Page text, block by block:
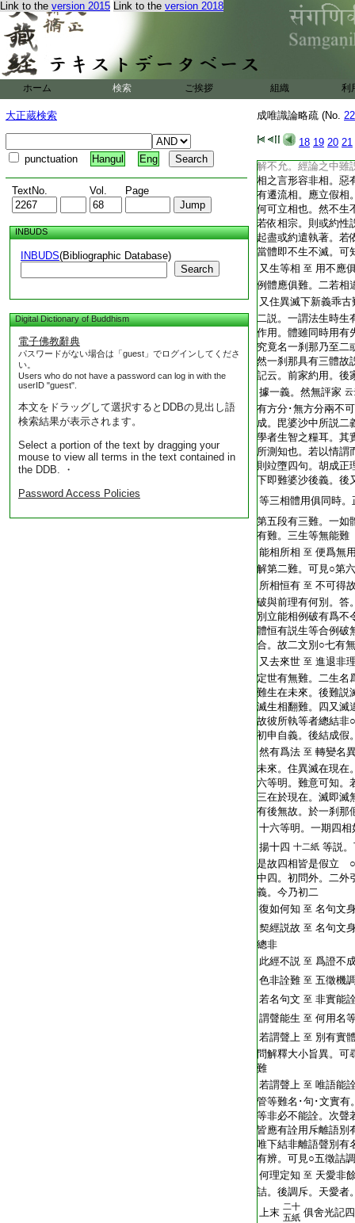
Link to the version 2015 Link to the version 2018
ホーム 検索 ご挨拶 組織 利
大正蔵検索
punctuation Hangul Eng
TextNo. Vol. Page
INBUDS
INBUDS(Bibliographic Database)
Search
Digital Dictionary of Buddhism
電子佛教辭典
パスワードがない場合は「guest」でログインしてくださ
い。
Users who do not have a password can log in with the
userID "guest".
本文をドラッグして選択するとDDBの見出し語
検索結果が表示されます。
Select a portion of the text by dragging your
mouse to view all terms in the text contained in
the DDB. ・
Password Access Policies
成唯識論略疏 (No.
18 19 20 21
有此難 云云 ○三二相
若有爲相
應異
云。問。如有爲法
不生不住不滅法謂
當云何通。答。翻對
法有生住滅。無爲異
有不生等相 文 演祕
解不允。經論之中雖
相之言形容非相。惡
有遷流相。應立假相
何可立相也。然不生
若依相宗。則或約性
起盡或約遣執著。若
當體即不生不滅。可
又生等相 至 用不應
例體應俱難。二若相
又住異滅下新義乖
二説。一謂法生時生
作用。體雖同時用有
究竟名一刹那乃至二
然一刹那具有三體故
記云。前家約用。後
據一義。然無評家 云
有方分･無方分兩不
成。毘婆沙中所説二
學者生智之糧耳。其
所測知也。若以情謂
則竝墮四句。胡成正
下即難婆沙後義。後
等三相體用俱同時。
第五段有三難。一如
有難。三生等無能難
能相所相 至 便爲無
解第二難。可見○第
所相恒有 至 不可得
破與前理有何別。答
別立能相例破有爲不
體恒有説生等合例破
合。故二文別○七有
又去來世 至 進退非
定世有無難。二生名
難生在未來。後難説
滅生相翻難。四又滅
故彼所執等者總結非
初申自義。後結成假
然有爲法 至 轉變名
未來。住異滅在現在
六等明。難意可知。
三在於現在。滅即滅
有後無故。於一刹那
十六等明。一期四相
揚十四 十二紙 等説
是故四相皆是假立
中四。初問外。二外
義。今乃初二
復如何知 至 名句文
契經説故 至 名句文
總非
此經不説 至 爲證不
色非詮難 至 五徵機
若名句文 至 非實能
謂聲能生 至 何用名
若謂聲上 至 別有實
問解釋大小旨異。可
難
若謂聲上 至 唯語能
管等難名･句･文實有
等非必不能詮。次聲
皆應有詮用斥離語別
唯下結非離語聲別有
有辨。可見○五徵詰
何理定知 至 天愛非
詰。後調斥。天愛者
上末 二十
五紙 俱舍光記四